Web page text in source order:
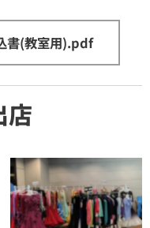
書(教室用).pdf
店